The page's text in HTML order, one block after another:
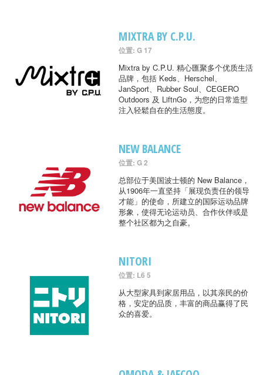
MIXTRA BY C.P.U.
位置: G 17
Mixtra by C.P.U. 精心匯聚多个优质生活
品牌，包括 Keds、Herschel、
JanSport、Rubber Soul、CEGERO
Outdoors 及 LiftnGo，为您的日常造型
注入轻鬆自在的生活態度。
NEW BALANCE
位置: G 2
总部位于美国波士顿的 New Balance，
从1906年一直坚持「展现负责任的领导
才能」的使命，所建立的国际运动品牌
形象，使得无论运动员、合作伙伴或是
整个社区都为之自豪。
NITORI
位置: L6 5
从大型家具到家居用品，以其亲民的价
格，安定的品质，丰富的商品赢得了民
众的喜爱。